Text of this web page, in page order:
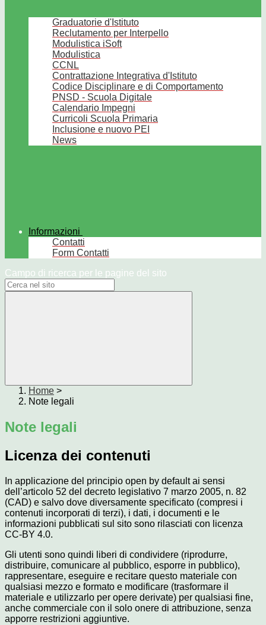
Graduatorie d'Istituto
Reclutamento per Interpello
Modulistica iSoft
Modulistica
CCNL
Contrattazione Integrativa d'Istituto
Codice Disciplinare e di Comportamento
PNSD - Scuola Digitale
Calendario Impegni
Curricoli Scuola Primaria
Inclusione e nuovo PEI
News
Informazioni
Contatti
Form Contatti
Campo di ricerca per le pagine del sito
Home >
Note legali
Note legali
Licenza dei contenuti
In applicazione del principio open by default ai sensi
dell’articolo 52 del decreto legislativo 7 marzo 2005, n. 82
(CAD) e salvo dove diversamente specificato (compresi i
contenuti incorporati di terzi), i dati, i documenti e le
informazioni pubblicati sul sito sono rilasciati con licenza
CC-BY 4.0.
Gli utenti sono quindi liberi di condividere (riprodurre,
distribuire, comunicare al pubblico, esporre in pubblico),
rappresentare, eseguire e recitare questo materiale con
qualsiasi mezzo e formato e modificare (trasformare il
materiale e utilizzarlo per opere derivate) per qualsiasi fine,
anche commerciale con il solo onere di attribuzione, senza
apporre restrizioni aggiuntive.